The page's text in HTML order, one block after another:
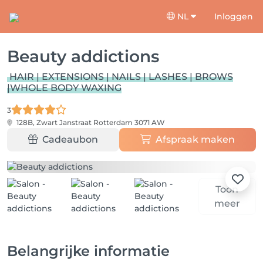
NL Inloggen
Beauty addictions
HAIR | EXTENSIONS | NAILS | LASHES | BROWS
|WHOLE BODY WAXING
3
128B, Zwart Janstraat Rotterdam 3071 AW
Cadeaubon Afspraak maken
Toon
meer
Belangrijke informatie